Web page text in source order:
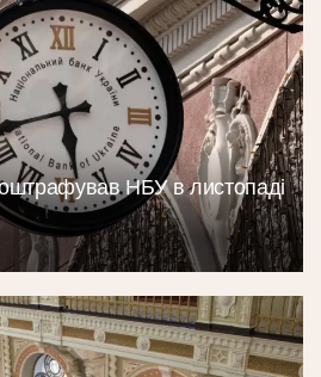
оштрафував НБУ в листопаді